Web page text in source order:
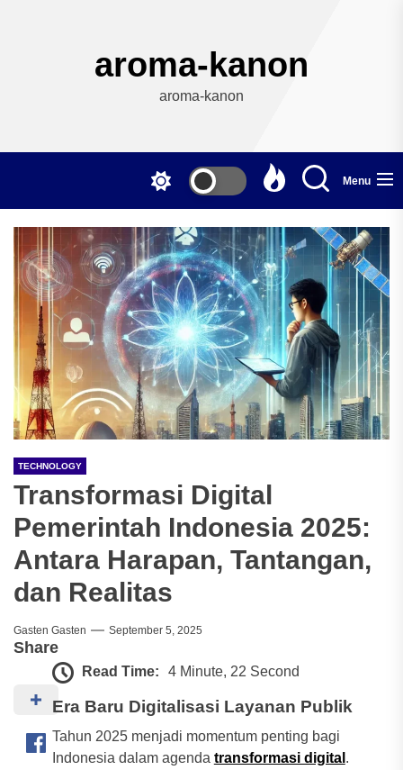
aroma-kanon
aroma-kanon
Menu
TECHNOLOGY
Transformasi Digital
Pemerintah Indonesia 2025:
Antara Harapan, Tantangan,
dan Realitas
Gasten Gasten September 5, 2025
Share
Read Time: 4 Minute, 22 Second
Era Baru Digitalisasi Layanan Publik
Tahun 2025 menjadi momentum penting bagi
Indonesia dalam agenda transformasi digital .